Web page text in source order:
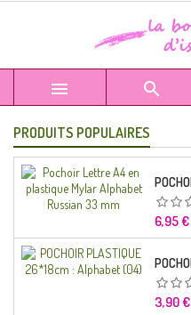
 
PRODUITS POPULAIRES
Prix
6,95 €
Prix
3,90 €